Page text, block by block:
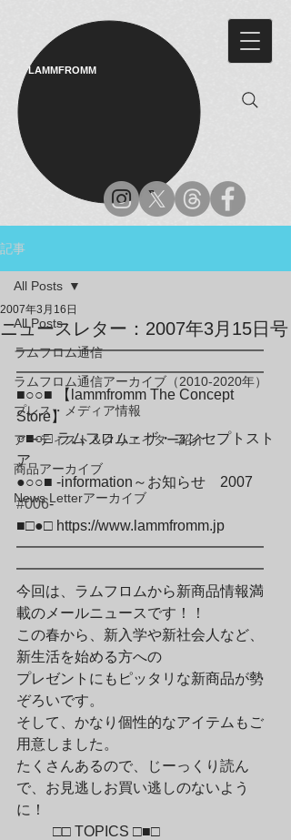
LAMMFROMM​
記事
All Posts
ラムフロム通信
ラムフロム通信アーカイブ（2010-2020年）
プレス・メディア情報
アーティスト＆クリエイター紹介
商品アーカイブ
News Letterアーカイブ
All Posts
ニュースレター：2007年3月15日号
2007年3月16日
━━━━━━━━━━━━━━━━━
━━━━━━━━━━━━━━━━━
■○○■ 【lammfromm The Concept
Store】
○■○□ ラムフロム・ザ・コンセプトスト
ア
●○○■ -information～お知らせ　2007
#006-
■□●□ https://www.lammfromm.jp
━━━━━━━━━━━━━━━━━
━━━━━━━━━━━━━━━━━
今回は、ラムフロムから新商品情報満
載のメールニュースです！！
この春から、新入学や新社会人など、
新生活を始める方への
プレゼントにもピッタリな新商品が勢
ぞろいです。
そして、かなり個性的なアイテムもご
用意しました。
たくさんあるので、じーっくり読ん
で、お見逃しお買い逃しのないよう
に！
	□□ TOPICS □■□